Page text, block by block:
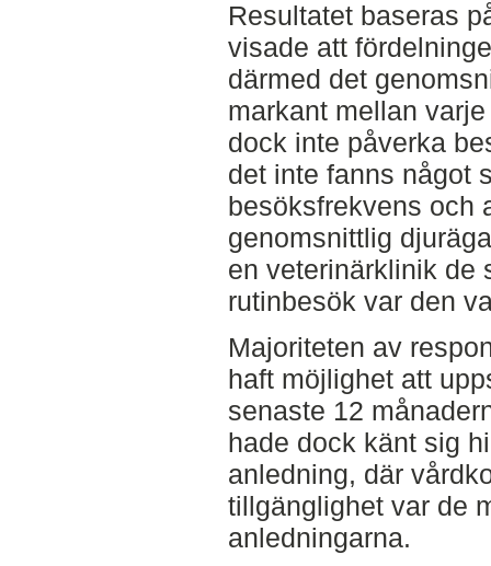
Resultatet baseras
visade att
därmed det
markant mellan
dock inte påverka
det inte fanns något
besöksfrekvens och
genomsnittlig
en veterinärklinik de
rutinbesök var den
Majoriteten av
haft möjlighet att
senaste 12
hade dock känt sig
anledning, där
tillgänglighet var de
anledningarna.